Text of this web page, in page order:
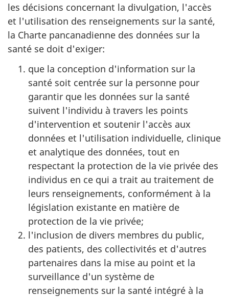
les décisions concernant la divulgation, l'accès
et l'utilisation des renseignements sur la santé,
la Charte pancanadienne des données sur la
santé se doit d'exiger:
que la conception d'information sur la
santé soit centrée sur la personne pour
garantir que les données sur la santé
suivent l'individu à travers les points
d'intervention et soutenir l'accès aux
données et l'utilisation individuelle, clinique
et analytique des données, tout en
respectant la protection de la vie privée des
individus en ce qui a trait au traitement de
leurs renseignements, conformément à la
législation existante en matière de
protection de la vie privée;
l'inclusion de divers membres du public,
des patients, des collectivités et d'autres
partenaires dans la mise au point et la
surveillance d'un système de
renseignements sur la santé intégré à la